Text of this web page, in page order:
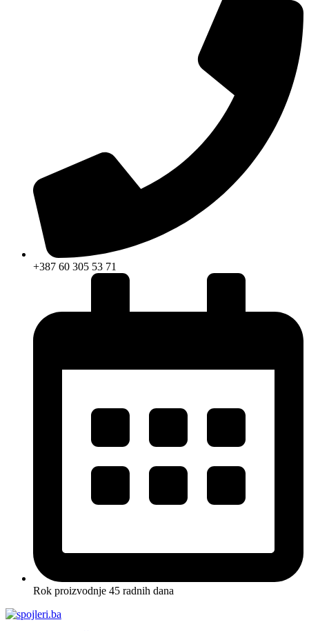
+387 60 305 53 71
Rok proizvodnje 45 radnih dana